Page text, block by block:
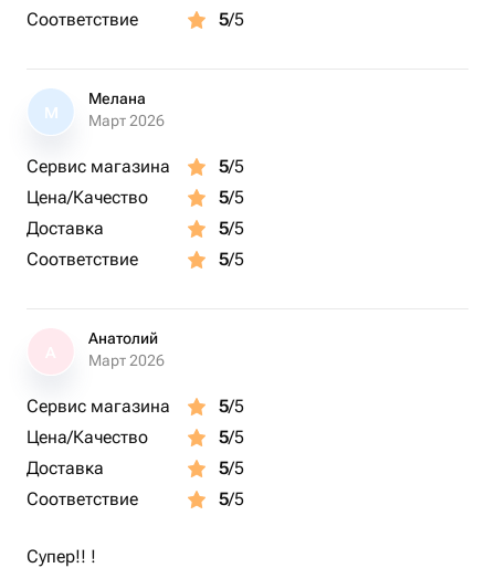
Соответствие
5/5
М
Мелана
Март 2026
Сервис магазина 5/5
Цена/Качество
5/5
Доставка
5/5
Соответствие
5/5
Анатолий
Март 2026
Сервис магазина 5/5
Цена/Качество
5/5
Доставка
5/5
Соответствие
5/5
Супер!! !